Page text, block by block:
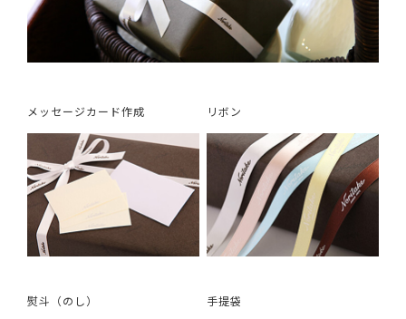
メッセージカード作成 リボン
熨斗（のし） 手提袋